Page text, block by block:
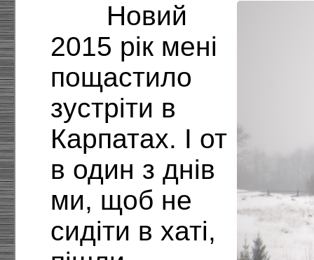
Новий
2015 рік мені
пощастило
зустріти в
Карпатах. І от
в один з днів
ми, щоб не
сидіти в хаті,